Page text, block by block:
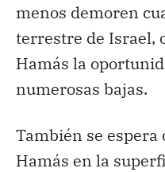
menos demoren
terrestre de Israel,
Hamás la
numerosas bajas.
También se
Hamás en la